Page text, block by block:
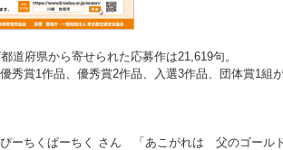
道府県から寄せられた応募作は21,619句。
秀賞1作品、優秀賞2作品、入選3作品、団体賞1組
ーちくぱーちく さん 「あこがれは 父のゴール